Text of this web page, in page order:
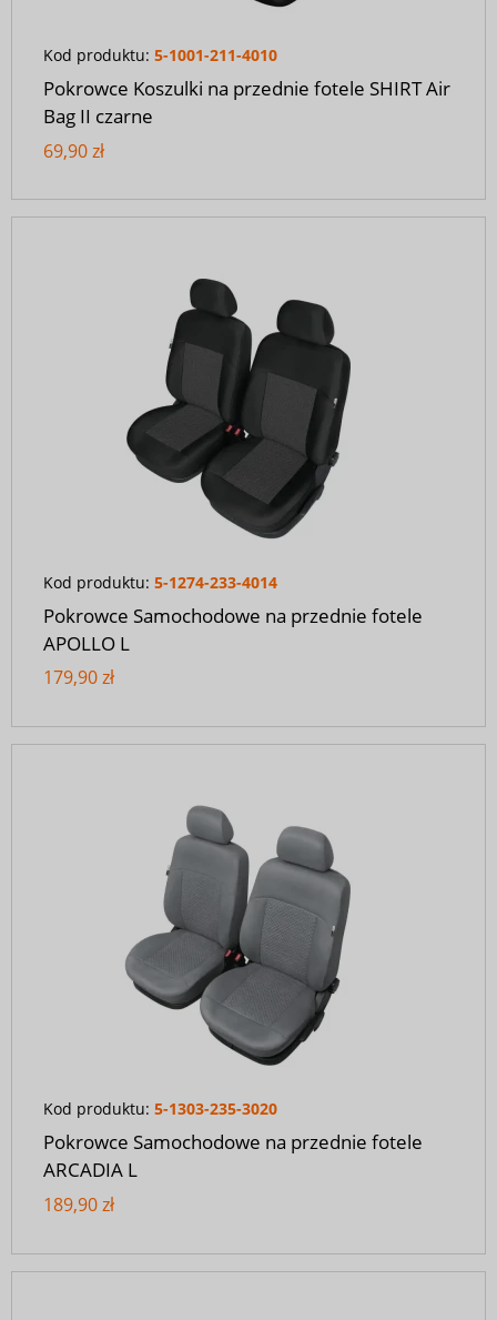
Kod produktu: 5-1001-211-4010
Pokrowce Koszulki na przednie fotele SHIRT Air
Bag II czarne
69,90 zł
Kod produktu: 5-1274-233-4014
Pokrowce Samochodowe na przednie fotele
APOLLO L
179,90 zł
Kod produktu: 5-1303-235-3020
Pokrowce Samochodowe na przednie fotele
ARCADIA L
189,90 zł